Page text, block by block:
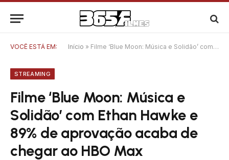
VOCÊ ESTÁ EM: Início » Filme ‘Blue Moon: Música e Solidão’ com Ethan Hawke e 89% de aprovação acaba de chegar ao HBO Max
STREAMING
Filme ‘Blue Moon: Música e
Solidão’ com Ethan Hawke e
89% de aprovação acaba de
chegar ao HBO Max